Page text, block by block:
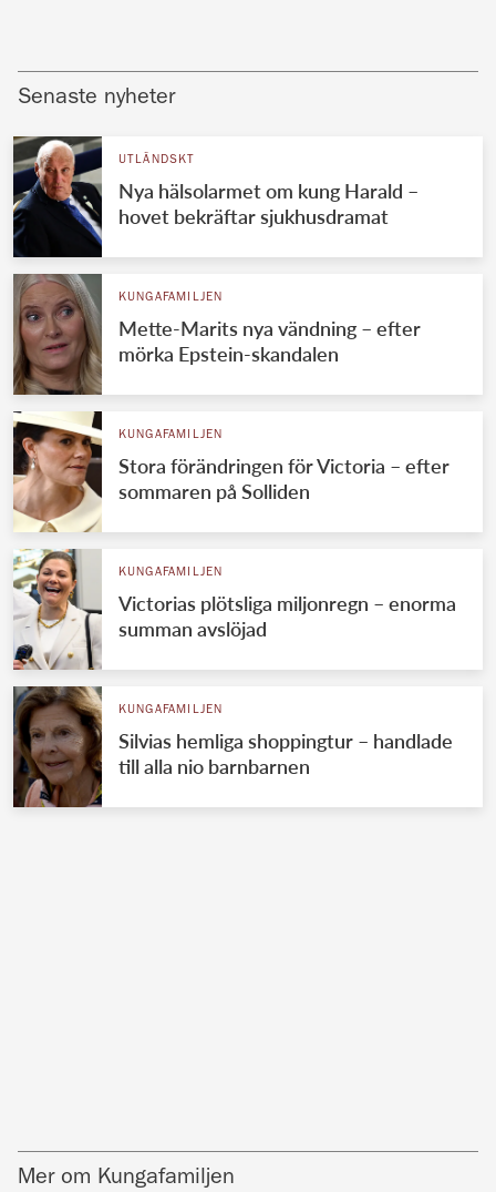
Senaste nyheter
UTLÄNDSKT
Nya hälsolarmet om kung Harald –
hovet bekräftar sjukhusdramat
KUNGAFAMILJEN
Mette-Marits nya vändning – efter
mörka Epstein-skandalen
KUNGAFAMILJEN
Stora förändringen för Victoria – efter
sommaren på Solliden
KUNGAFAMILJEN
Victorias plötsliga miljonregn – enorma
summan avslöjad
KUNGAFAMILJEN
Silvias hemliga shoppingtur – handlade
till alla nio barnbarnen
Mer om Kungafamiljen